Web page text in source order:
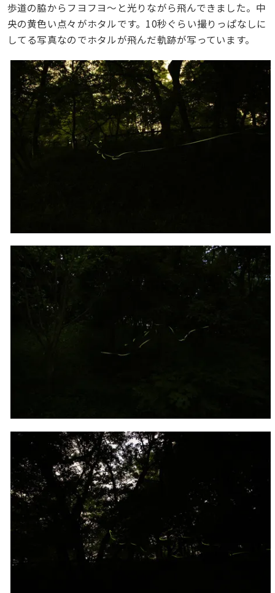
歩道の脇からフヨフヨ～と光りながら飛んできました。中
央の黄色い点々がホタルです。10秒ぐらい撮りっぱなしに
してる写真なのでホタルが飛んだ軌跡が写っています。